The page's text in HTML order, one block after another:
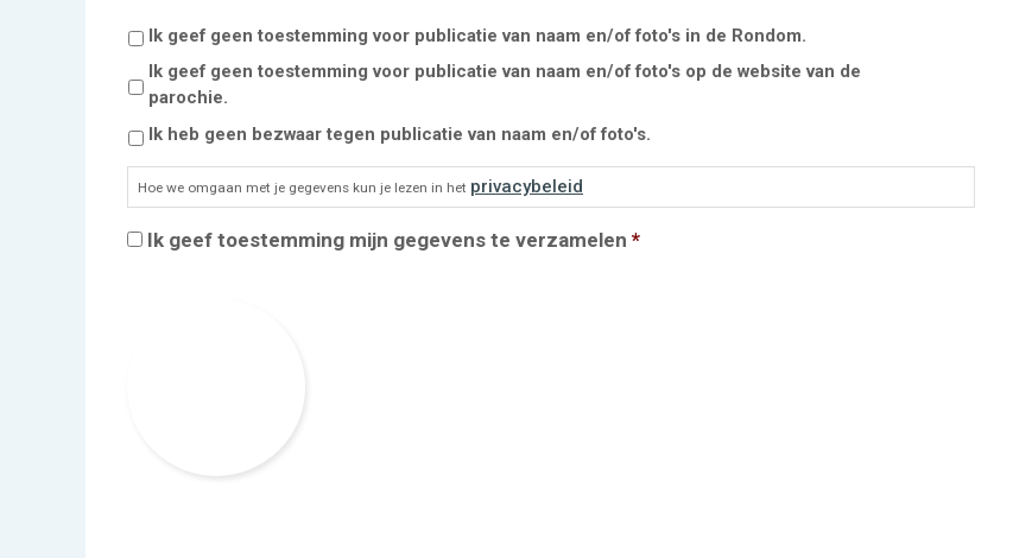
Ik geef geen toestemming voor publicatie van naam en/of foto's in de Rondom.
Ik geef geen toestemming voor publicatie van naam en/of foto's op de website van de
parochie.
Ik heb geen bezwaar tegen publicatie van naam en/of foto's.
Toestemming *
Hoe we omgaan met je gegevens kun je lezen in het privacybeleid
Ik geef toestemming mijn gegevens te verzamelen *